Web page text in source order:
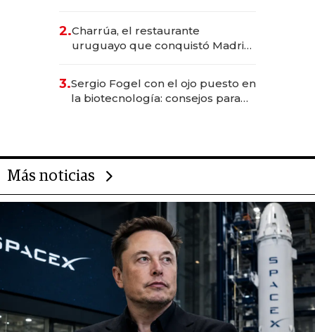
millones
2.Charrúa, el restaurante
uruguayo que conquistó Madrid:
anticipación y prepara apertura
3.Sergio Fogel con el ojo puesto en
la biotecnología: consejos para
Más noticias